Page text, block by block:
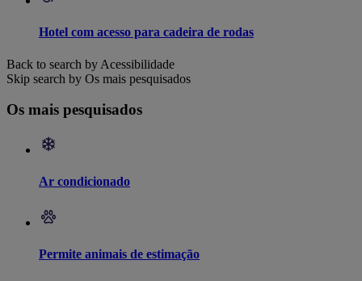
Hotel com acesso para cadeira de rodas
Back to search by Acessibilidade
Skip search by Os mais pesquisados
Os mais pesquisados
Ar condicionado
Permite animais de estimação